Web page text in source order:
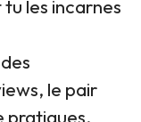
les incarnes
le pair
pratiques.